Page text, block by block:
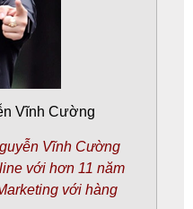
Vĩnh Cường
Vĩnh Cường
với hơn 11 năm
với hàng